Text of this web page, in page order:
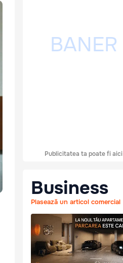
Publicitatea ta poate fi aici
Business
Plasează un articol comercial